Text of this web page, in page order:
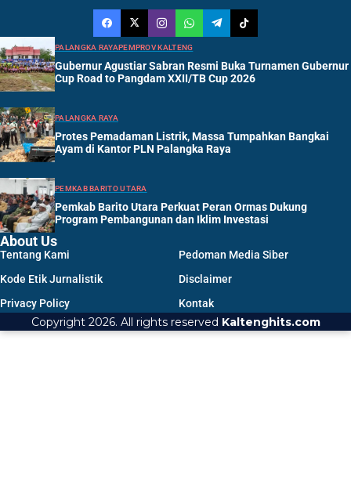
PALANGKA RAYAPEMPROV KALTENG
Gubernur Agustiar Sabran Resmi Buka Turnamen Gubernur
Cup Road to Pangdam XXII/TB Cup 2026
PALANGKA RAYA
Protes Pemadaman Listrik, Massa Tumpahkan Bangkai
Ayam di Kantor PLN Palangka Raya
PEMKAB BARITO UTARA
Pemkab Barito Utara Perkuat Peran Ormas Dukung
Program Pembangunan dan Iklim Investasi
About Us
Tentang Kami
Pedoman Media Siber
Kode Etik Jurnalistik
Disclaimer
Privacy Policy
Kontak
Copyright 2026. All rights reserved Kaltenghits.com